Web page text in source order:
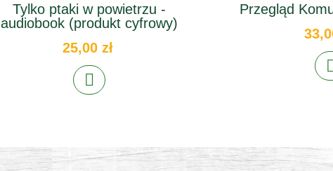
Tylko ptaki w powietrzu -
audiobook (produkt cyfrowy)
25,00 zł
Przegląd